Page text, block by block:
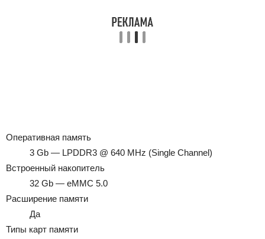
Оперативная память
3 Gb — LPDDR3 @ 640 MHz (Single Channel)
Встроенный накопитель
32 Gb — eMMC 5.0
Расширение памяти
Да
Типы карт памяти